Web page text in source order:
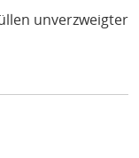
unverzweigter